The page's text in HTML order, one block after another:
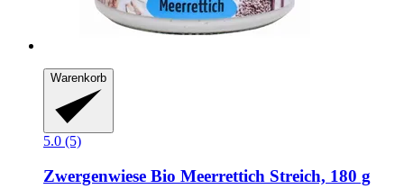
Warenkorb
5.0 (5)
Zwergenwiese Bio Meerrettich Streich, 180 g